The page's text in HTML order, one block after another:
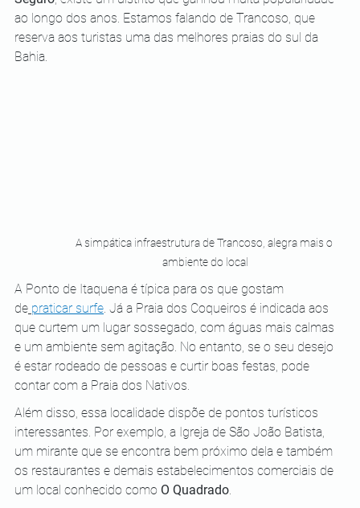
ao longo dos anos. Estamos falando de Trancoso, que
reserva aos turistas uma das melhores praias do sul da
Bahia.
A simpática infraestrutura de Trancoso, alegra mais o
ambiente do local
A Ponto de Itaquena é típica para os que gostam
de praticar surfe. Já a Praia dos Coqueiros é indicada aos
que curtem um lugar sossegado, com águas mais calmas
e um ambiente sem agitação. No entanto, se o seu desejo
é estar rodeado de pessoas e curtir boas festas, pode
contar com a Praia dos Nativos.
Além disso, essa localidade dispõe de pontos turísticos
interessantes. Por exemplo, a Igreja de São João Batista,
um mirante que se encontra bem próximo dela e também
os restaurantes e demais estabelecimentos comerciais de
um local conhecido como O Quadrado.